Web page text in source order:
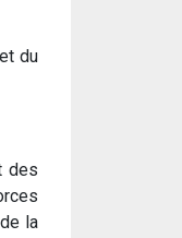
du
des
la